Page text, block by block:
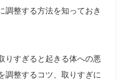
調整する方法を知っておき
りすぎると起きる体への悪
調整するコツ、取りすぎに